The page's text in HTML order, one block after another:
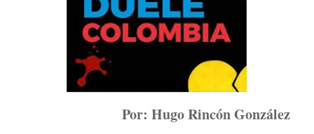
Por: Hugo Rincón González